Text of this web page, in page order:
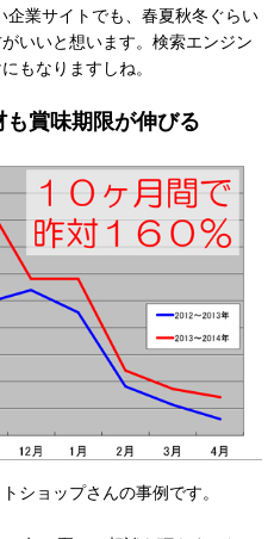
企業サイトでも、春夏秋冬ぐらい
いいと想います。検索エンジン
もなりますしね。
賞味期限が伸びる
ショップさんの事例です。